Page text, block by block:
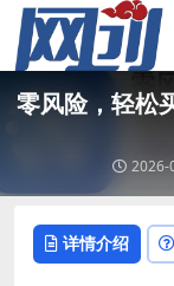
零风险，轻松
2026-
详情介绍